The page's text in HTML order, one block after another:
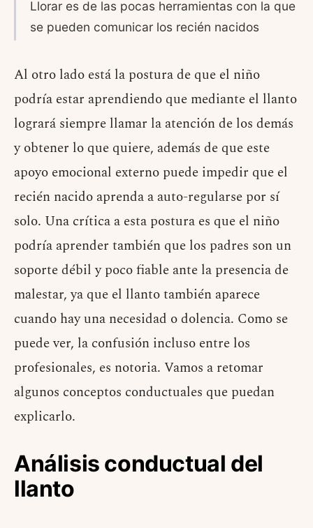
Llorar es de las pocas herramientas con la que
se pueden comunicar los recién nacidos
Al otro lado está la postura de que el niño
podría estar aprendiendo que mediante el llanto
logrará siempre llamar la atención de los demás
y obtener lo que quiere, además de que este
apoyo emocional externo puede impedir que el
recién nacido aprenda a auto-regularse por sí
solo. Una crítica a esta postura es que el niño
podría aprender también que los padres son un
soporte débil y poco fiable ante la presencia de
malestar, ya que el llanto también aparece
cuando hay una necesidad o dolencia. Como se
puede ver, la confusión incluso entre los
profesionales, es notoria. Vamos a retomar
algunos conceptos conductuales que puedan
explicarlo.
Análisis conductual del
llanto